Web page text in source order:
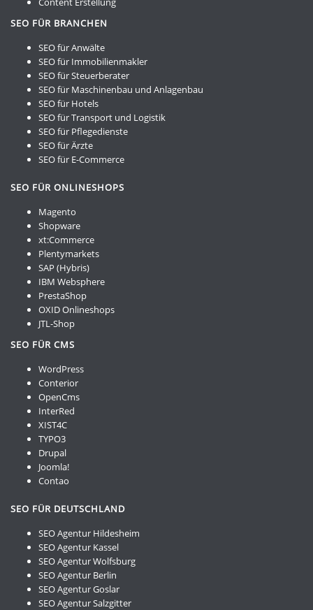
SEO FÜR BRANCHEN
SEO für Anwälte
SEO für Immobilienmakler
SEO für Steuerberater
SEO für Maschinenbau und Anlagenbau
SEO für Hotels
SEO für Transport und Logistik
SEO für Pflegedienste
SEO für Ärzte
SEO für E-Commerce
SEO FÜR ONLINESHOPS
Magento
Shopware
xt:Commerce
Plentymarkets
SAP (Hybris)
IBM Websphere
PrestaShop
OXID Onlineshops
JTL-Shop
SEO FÜR CMS
WordPress
Conterior
OpenCms
InterRed
XIST4C
TYPO3
Drupal
Joomla!
Contao
SEO FÜR DEUTSCHLAND
SEO Agentur Hildesheim
SEO Agentur Kassel
SEO Agentur Wolfsburg
SEO Agentur Berlin
SEO Agentur Goslar
SEO Agentur Salzgitter